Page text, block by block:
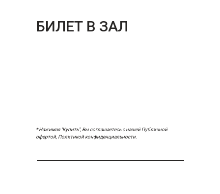
БИЛЕТ В ЗАЛ
* Нажимая "Купить", Вы соглашаетесь с нашей Публичной
офертой, Политикой конфиденциальности.